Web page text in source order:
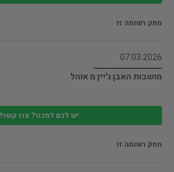
מחק רשומה זו
07.03.2026
מושבות האבן ג'יין מ אוהל
יש לכם למכור? צרו קשר!
מחק רשומה זו